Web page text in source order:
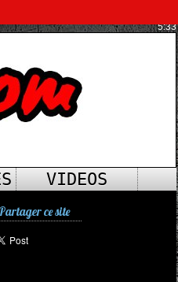
5:33
VIDEOS
ce site